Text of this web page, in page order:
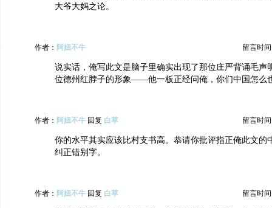
大爷大妈之论。
作者： 阿妞不牛 留言时间
说实话，俺写此文是脑子里确实出现了那位庄严背诵毛声
位德州红脖子的形象——他一板正经问俺，你们中国怎么
作者： 阿妞不牛 回复 白草 留言时间
你的水平其实应该比村支书高。恭请你批评指正俺此文的
纠正错别字。
作者： 阿妞不牛 回复 白草 留言时间